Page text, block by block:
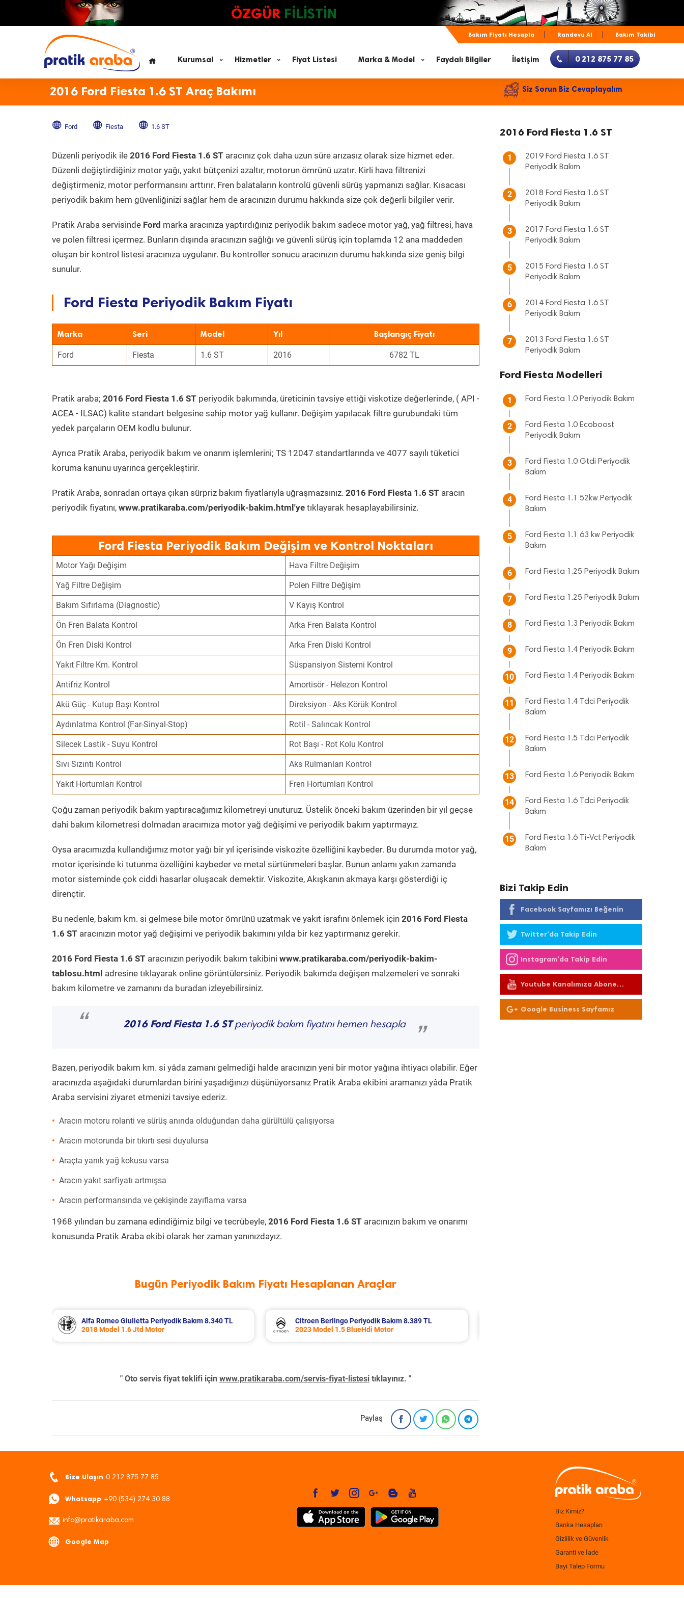
ÖZGÜR FİLİSTİN
Bakım Fiyatı Hesapla Randevu Al Bakım Takibi
Kurumsal Hizmetler Fiyat Listesi Marka & Model Faydalı Bilgiler İletişim 0 212 875 77 85
2016 Ford Fiesta 1.6 ST Araç Bakımı Siz Sorun Biz Cevaplayalım
Ford Fiesta 1.6 ST
Düzenli periyodik ile 2016 Ford Fiesta 1.6 ST aracınız çok daha uzun süre arızasız olarak size hizmet eder.
Düzenli değiştirdiğiniz motor yağı, yakıt bütçenizi azaltır, motorun ömrünü uzatır. Kirli hava filtrenizi
değiştirmeniz, motor performansını arttırır. Fren balataların kontrolü güvenli sürüş yapmanızı sağlar. Kısacası
periyodik bakım hem güvenliğinizi sağlar hem de aracınızın durumu hakkında size çok değerli bilgiler verir.
Pratik Araba servisinde Ford marka aracınıza yaptırdığınız periyodik bakım sadece motor yağ, yağ filtresi, hava
ve polen filtresi içermez. Bunların dışında aracınızın sağlığı ve güvenli sürüş için toplamda 12 ana maddeden
oluşan bir kontrol listesi aracınıza uygulanır. Bu kontroller sonucu aracınızın durumu hakkında size geniş bilgi
sunulur.
Ford Fiesta Periyodik Bakım Fiyatı
Marka Seri Model Yıl Başlangıç Fiyatı
Ford Fiesta 1.6 ST 2016 6782 TL
Pratik araba; 2016 Ford Fiesta 1.6 ST periyodik bakımında, üreticinin tavsiye ettiği viskotize değerlerinde, ( API -
ACEA - ILSAC) kalite standart belgesine sahip motor yağ kullanır. Değişim yapılacak filtre gurubundaki tüm
yedek parçaların OEM kodlu bulunur.
Ayrıca Pratik Araba, periyodik bakım ve onarım işlemlerini; TS 12047 standartlarında ve 4077 sayılı tüketici
koruma kanunu uyarınca gerçekleştirir.
Pratik Araba, sonradan ortaya çıkan sürpriz bakım fiyatlarıyla uğraşmazsınız. 2016 Ford Fiesta 1.6 ST aracın
periyodik fiyatını, www.pratikaraba.com/periyodik-bakim.html'ye tıklayarak hesaplayabilirsiniz.
Ford Fiesta Periyodik Bakım Değişim ve Kontrol Noktaları
Motor Yağı Değişim Hava Filtre Değişim
Yağ Filtre Değişim Polen Filtre Değişim
Bakım Sıfırlama (Diagnostic) V Kayış Kontrol
Ön Fren Balata Kontrol Arka Fren Balata Kontrol
Ön Fren Diski Kontrol Arka Fren Diski Kontrol
Yakıt Filtre Km. Kontrol Süspansiyon Sistemi Kontrol
Antifriz Kontrol Amortisör - Helezon Kontrol
Akü Güç - Kutup Başı Kontrol Direksiyon - Aks Körük Kontrol
Aydınlatma Kontrol (Far-Sinyal-Stop) Rotil - Salıncak Kontrol
Silecek Lastik - Suyu Kontrol Rot Başı - Rot Kolu Kontrol
Sıvı Sızıntı Kontrol Aks Rulmanları Kontrol
Yakıt Hortumları Kontrol Fren Hortumları Kontrol
Çoğu zaman periyodik bakım yaptıracağımız kilometreyi unuturuz. Üstelik önceki bakım üzerinden bir yıl geçse
dahi bakım kilometresi dolmadan aracımıza motor yağ değişimi ve periyodik bakım yaptırmayız.
Oysa aracımızda kullandığımız motor yağı bir yıl içerisinde viskozite özelliğini kaybeder. Bu durumda motor yağ,
motor içerisinde ki tutunma özelliğini kaybeder ve metal sürtünmeleri başlar. Bunun anlamı yakın zamanda
motor sisteminde çok ciddi hasarlar oluşacak demektir. Viskozite, Akışkanın akmaya karşı gösterdiği iç
dirençtir.
Bu nedenle, bakım km. si gelmese bile motor ömrünü uzatmak ve yakıt israfını önlemek için 2016 Ford Fiesta
1.6 ST aracınızın motor yağ değişimi ve periyodik bakımını yılda bir kez yaptırmanız gerekir.
2016 Ford Fiesta 1.6 ST aracınızın periyodik bakım takibini www.pratikaraba.com/periyodik-bakim-
tablosu.html adresine tıklayarak online görüntülersiniz. Periyodik bakımda değişen malzemeleri ve sonraki
bakım kilometre ve zamanını da buradan izleyebilirsiniz.
“ 2016 Ford Fiesta 1.6 STperiyodik bakım fiyatını hemen hesapla
”
Bazen, periyodik bakım km. si yâda zamanı gelmediği halde aracınızın yeni bir motor yağına ihtiyacı olabilir. Eğer
aracınızda aşağıdaki durumlardan birini yaşadığınızı düşünüyorsanız Pratik Araba ekibini aramanızı yâda Pratik
Araba servisini ziyaret etmenizi tavsiye ederiz.
Aracın motoru rolanti ve sürüş anında olduğundan daha gürültülü çalışıyorsa
Aracın motorunda bir tıkırtı sesi duyulursa
Araçta yanık yağ kokusu varsa
Aracın yakıt sarfiyatı artmışsa
Aracın performansında ve çekişinde zayıflama varsa
1968 yılından bu zamana edindiğimiz bilgi ve tecrübeyle, 2016 Ford Fiesta 1.6 ST aracınızın bakım ve onarımı
konusunda Pratik Araba ekibi olarak her zaman yanınızdayız.
Bugün Periyodik Bakım Fiyatı Hesaplanan Araçlar
Citroen Berlingo Periyodik Bakım 8.389 TL
2023 Model 1.5 BlueHdi Motor
Fiat Egea Cross Periyodik Bakım 8.683 TL
2023 Model 1.6 Multijet Motor
" Oto servis fiyat teklifi için www.pratikaraba.com/servis-fiyat-listesi tıklayınız. "
Paylaş
2016 Ford Fiesta 1.6 ST
1
2019 Ford Fiesta 1.6 ST
Periyodik Bakım
2
2018 Ford Fiesta 1.6 ST
Periyodik Bakım
3
2017 Ford Fiesta 1.6 ST
Periyodik Bakım
5
2015 Ford Fiesta 1.6 ST
Periyodik Bakım
6
2014 Ford Fiesta 1.6 ST
Periyodik Bakım
7
2013 Ford Fiesta 1.6 ST
Periyodik Bakım
Ford Fiesta Modelleri
1 Ford Fiesta 1.0 Periyodik Bakım
2
Ford Fiesta 1.0 Ecoboost
Periyodik Bakım
3
Ford Fiesta 1.0 Gtdi Periyodik
Bakım
4
Ford Fiesta 1.1 52kw Periyodik
Bakım
5
Ford Fiesta 1.1 63 kw Periyodik
Bakım
6 Ford Fiesta 1.25 Periyodik Bakım
7 Ford Fiesta 1.25 Periyodik Bakım
8 Ford Fiesta 1.3 Periyodik Bakım
9 Ford Fiesta 1.4 Periyodik Bakım
10 Ford Fiesta 1.4 Periyodik Bakım
11
Ford Fiesta 1.4 Tdci Periyodik
Bakım
12
Ford Fiesta 1.5 Tdci Periyodik
Bakım
13 Ford Fiesta 1.6 Periyodik Bakım
14
Ford Fiesta 1.6 Tdci Periyodik
Bakım
15
Ford Fiesta 1.6 Ti-Vct Periyodik
Bakım
Bizi Takip Edin
Facebook Sayfamızı Beğenin
Twitter'da Takip Edin
Instagram'da Takip Edin
Youtube Kanalımıza Abone
Olun
Google Business Sayfamız
Bize Ulaşın 0 212 875 77 85
Whatsapp +90 (534) 274 30 88
info@pratikaraba.com
Google Map
Biz Kimiz?
Banka Hesapları
Gizlilik ve Güvenlik
Garanti ve İade
Bayi Talep Formu